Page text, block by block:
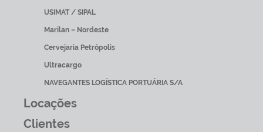
USIMAT / SIPAL
Marilan – Nordeste
Cervejaria Petrópolis
Ultracargo
NAVEGANTES LOGÍSTICA PORTUÁRIA S/A
Locações
Clientes